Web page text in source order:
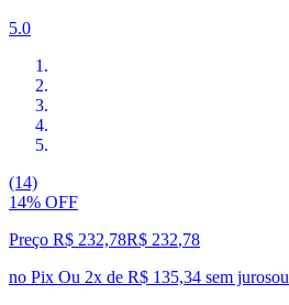
5.0
(14)
14% OFF
Preço R$ 232,78R$ 232,78
no Pix Ou 2x de R$ 135,34 sem jurosou